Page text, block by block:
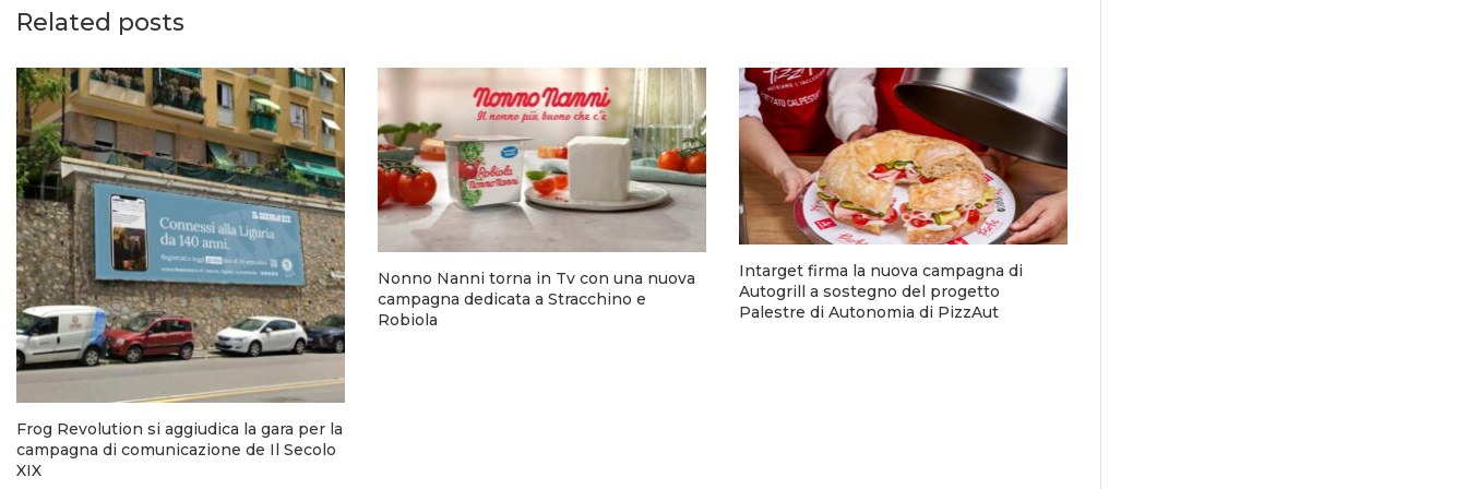
Related posts
Frog Revolution si aggiudica la gara per la
campagna di comunicazione de Il Secolo
XIX
Nonno Nanni torna in Tv con una nuova
campagna dedicata a Stracchino e
Robiola
Intarget firma la nuova campagna di
Autogrill a sostegno del progetto
Palestre di Autonomia di PizzAut